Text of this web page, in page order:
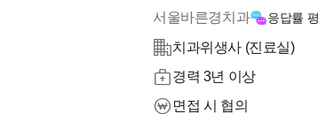
서울바른경치과 응답률
치과위생사 (진료실)
경력 3년 이상
면접 시 협의